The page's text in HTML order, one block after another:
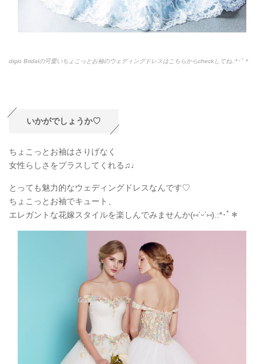
digio Bridalの可愛いちょこっとお袖のウェディングドレスはこちらからcheckしてね.:*･ﾟ＊
いかがでしょうか♡
ちょこっとお袖はさりげなく
女性らしさをプラスしてくれる ♫♩
とっても魅力的なウェディングドレスなんです♡
ちょこっとお袖でキュート、
エレガントな花嫁スタイルを楽しんでみませんか(⑅ˊᵕˋ⑅).:*･ﾟ＊